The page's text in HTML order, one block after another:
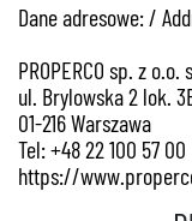
Dane adresowe: /
PROPERCO sp. z o.o.
ul. Brylowska 2 lok.
01-216 Warszawa
Tel: +48 22 100 57 00
https://